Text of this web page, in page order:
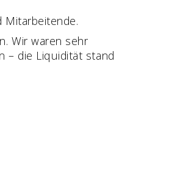
Mitarbeitende.
Wir waren sehr
– die Liquidität stand